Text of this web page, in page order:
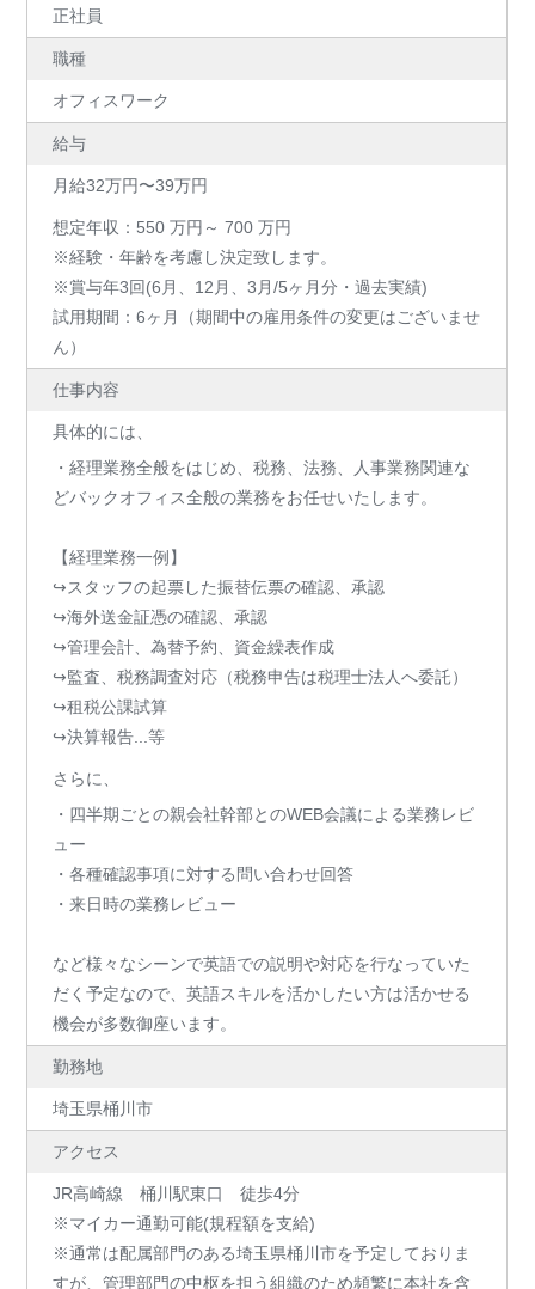
正社員
職種
オフィスワーク
給与
月給32万円〜39万円
想定年収：550 万円～ 700 万円
※経験・年齢を考慮し決定致します。
※賞与年3回(6月、12月、3月/5ヶ月分・過去実績)
試用期間：6ヶ月（期間中の雇用条件の変更はございませ
ん）
仕事内容
具体的には、
・経理業務全般をはじめ、税務、法務、人事業務関連な
どバックオフィス全般の業務をお任せいたします。
【経理業務一例】
↪︎スタッフの起票した振替伝票の確認、承認
↪︎海外送金証憑の確認、承認
↪︎管理会計、為替予約、資金繰表作成
↪︎監査、税務調査対応（税務申告は税理士法人へ委託）
↪︎租税公課試算
↪︎決算報告...等
さらに、
・四半期ごとの親会社幹部とのWEB会議による業務レビ
ュー
・各種確認事項に対する問い合わせ回答
・来日時の業務レビュー
など様々なシーンで英語での説明や対応を行なっていた
だく予定なので、英語スキルを活かしたい方は活かせる
機会が多数御座います。
勤務地
埼玉県桶川市
アクセス
JR高崎線 桶川駅東口 徒歩4分
※マイカー通勤可能(規程額を支給)
※通常は配属部門のある埼玉県桶川市を予定しておりま
すが、管理部門の中枢を担う組織のため頻繁に本社を含